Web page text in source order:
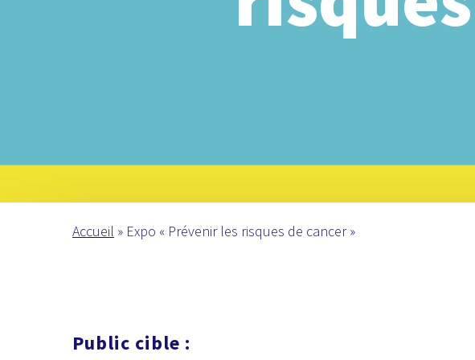
Accueil » Expo « Prévenir les risques de cancer »
Public cible :